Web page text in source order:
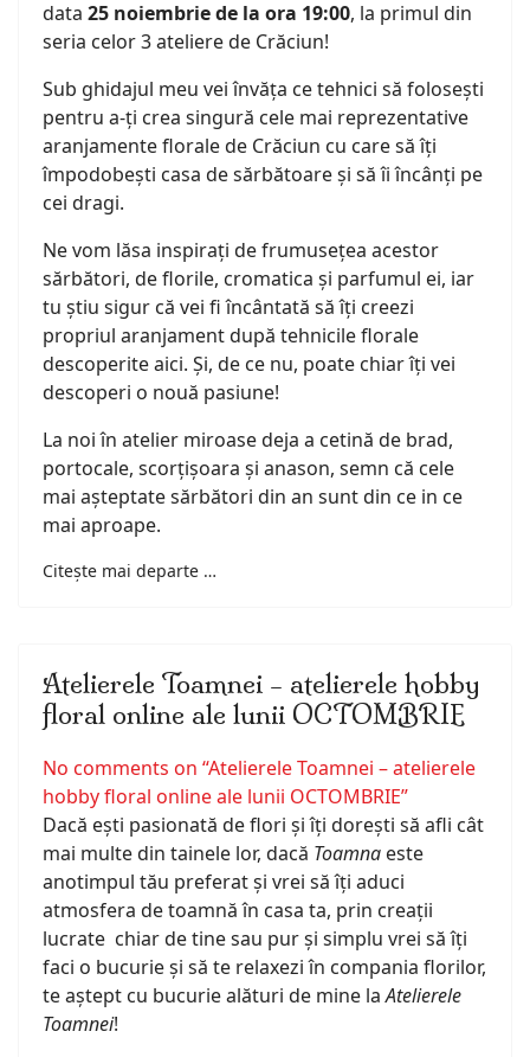
data 25 noiembrie de la ora 19:00, la primul din
seria celor 3 ateliere de Crăciun!
Sub ghidajul meu vei învăța ce tehnici să folosești
pentru a-ți crea singură cele mai reprezentative
aranjamente florale de Crăciun cu care să îți
împodobești casa de sărbătoare și să îi încânți pe
cei dragi.
Ne vom lăsa inspirați de frumusețea acestor
sărbători, de florile, cromatica și parfumul ei, iar
tu știu sigur că vei fi încântată să îți creezi
propriul aranjament după tehnicile florale
descoperite aici. Și, de ce nu, poate chiar îți vei
descoperi o nouă pasiune!
La noi în atelier miroase deja a cetină de brad,
portocale, scorțișoara și anason, semn că cele
mai așteptate sărbători din an sunt din ce in ce
mai aproape.
Citește mai departe …
Atelierele Toamnei – atelierele hobby
floral online ale lunii OCTOMBRIE
No comments on “Atelierele Toamnei – atelierele
hobby floral online ale lunii OCTOMBRIE”
Dacă ești pasionată de flori și îți dorești să afli cât
mai multe din tainele lor, dacă Toamna este
anotimpul tău preferat și vrei să îți aduci
atmosfera de toamnă în casa ta, prin creații
lucrate chiar de tine sau pur și simplu vrei să îți
faci o bucurie și să te relaxezi în compania florilor,
te aștept cu bucurie alături de mine laAtelierele
Toamnei!